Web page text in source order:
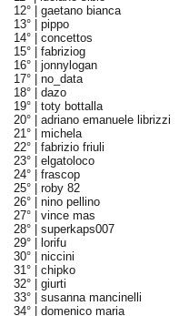
12° | gaetano bianca
13° | pippo
14° | concettos
15° | fabriziog
16° | jonnylogan
17° | no_data
18° | dazo
19° | toty bottalla
20° | adriano emanuele librizzi
21° | michela
22° | fabrizio friuli
23° | elgatoloco
24° | frascop
25° | roby 82
26° | nino pellino
27° | vince mas
28° | superkaps007
29° |
lorifu
30° | niccini
31° | chipko
32° | giurti
33° | susanna mancinelli
34° | domenico maria